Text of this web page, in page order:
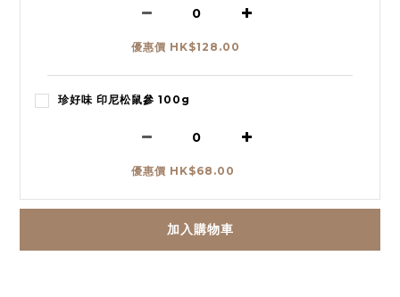
優惠價 HK$128.00
珍好味 印尼松鼠參 100g
優惠價 HK$68.00
加入購物車